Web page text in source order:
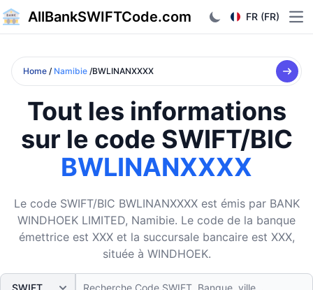
AllBankSWIFTCode.com FR (FR)
Home / Namibie /BWLINANXXXX
Tout les informations
sur le code SWIFT/BIC
BWLINANXXXX
Le code SWIFT/BIC BWLINANXXXX est émis par BANK
WINDHOEK LIMITED, Namibie. Le code de la banque
émettrice est XXX et la succursale bancaire est XXX,
située à WINDHOEK.